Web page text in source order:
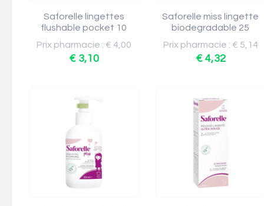
Saforelle lingettes
flushable pocket 10
Prix pharmacie : € 4,00
€ 3,10
Saforelle miss lingette
biodegradable 25
Prix pharmacie : € 5,14
€ 4,32